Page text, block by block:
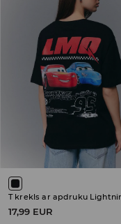
17,99 EUR